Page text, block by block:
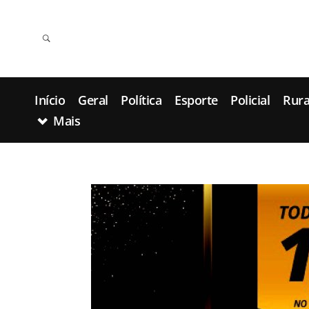
Início Geral Política Esporte Policial
Mais